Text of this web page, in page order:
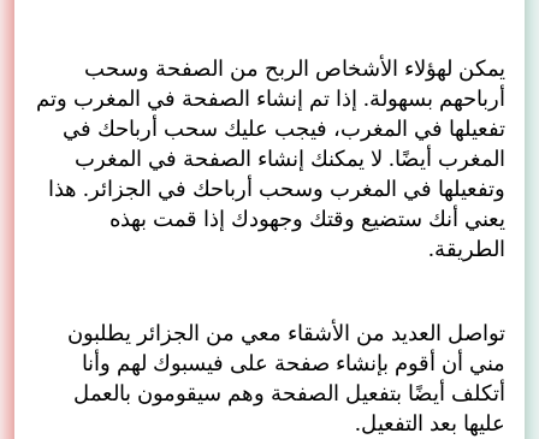
يمكن لهؤلاء الأشخاص الربح من الصفحة وسحب
أرباحهم بسهولة. إذا تم إنشاء الصفحة في المغرب وتم
تفعيلها في المغرب، فيجب عليك سحب أرباحك في
المغرب أيضًا. لا يمكنك إنشاء الصفحة في المغرب
وتفعيلها في المغرب وسحب أرباحك في الجزائر. هذا
يعني أنك ستضيع وقتك وجهودك إذا قمت بهذه
الطريقة.
تواصل العديد من الأشقاء معي من الجزائر يطلبون
مني أن أقوم بإنشاء صفحة على فيسبوك لهم وأنا
أتكلف أيضًا بتفعيل الصفحة وهم سيقومون بالعمل
عليها بعد التفعيل.